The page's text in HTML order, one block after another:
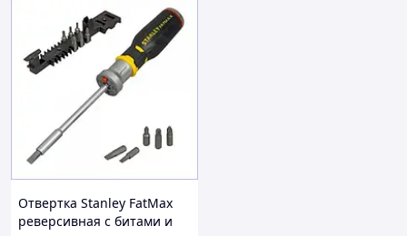
Отвертка Stanley FatMax
реверсивная с битами и